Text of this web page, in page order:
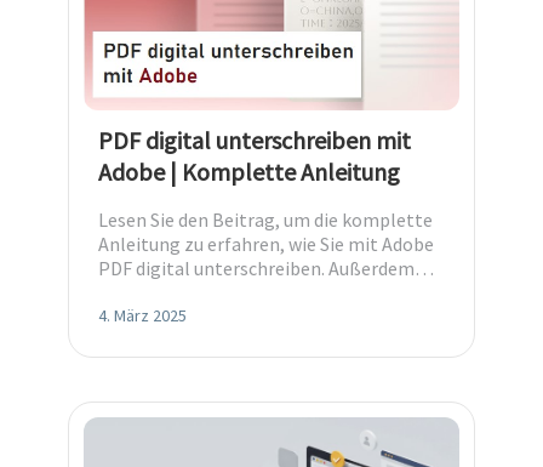
PDF digital unterschreiben mit
Adobe | Komplette Anleitung
Lesen Sie den Beitrag, um die komplette
Anleitung zu erfahren, wie Sie mit Adobe
PDF digital unterschreiben. Außerdem
4. März 2025